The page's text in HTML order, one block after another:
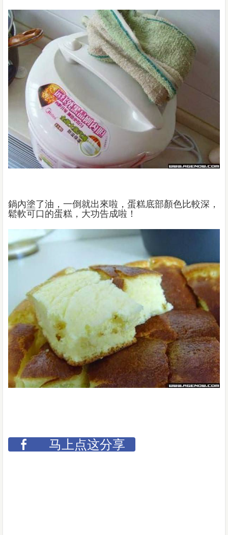
鍋內塗了油，一倒就出來啦，蛋糕底部顏色比較深，
鬆軟可口的蛋糕，大功告成啦！
马上点这分享